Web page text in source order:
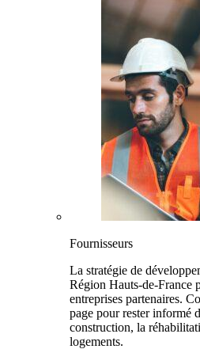
Fournisseurs
La stratégie de
Région Hauts-de-France
entreprises partenaires.
page pour rester informé
construction, la
logements.